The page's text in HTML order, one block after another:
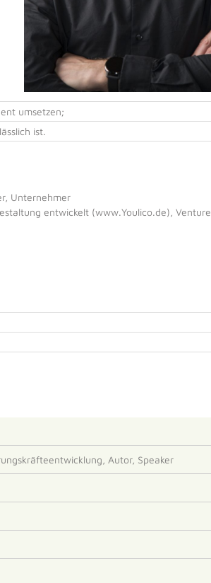
umsetzen;
ist.
Unternehmer
entwickelt (www.Youlico.de), Venture
Autor, Speaker